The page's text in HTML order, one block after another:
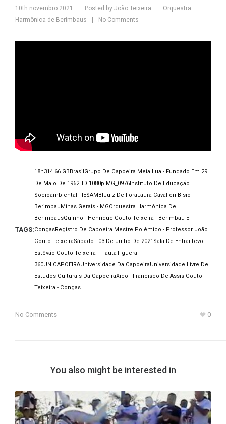
10th novembro 2021 Posted by João Teixeira
Orquestra
Harmônica de Berimbaus
No Comments
TAGS:
18h314.66 GB Brasil Grupo De Capoeira Meia Lua - Fundado Em 29
De Maio De 1962HD 1080p IMG_0976 Instituto De Educação
Socioambiental - IESAMBI Juiz De Fora Laura Cavalieri Bisio -
Berimbau Minas Gerais - MGOrquestra Harmônica De
BerimbausQuinho - Henrique Couto Teixeira - Berimbau E
CongasRegistro De Capoeira Mestre Polêmico - Professor João
Couto TeixeiraSábado - 03 De Julho De 2021 Sala De EntrarTêvo -
Estêvão Couto Teixeira - FlautaTigüera
360UNICAPOEIRAUniversidade Da CapoeiraUniversidade Livre De
Estudos Culturais Da CapoeiraXico - Francisco De Assis Couto
Teixeira - Congas
No Comments 0
You also might be interested in